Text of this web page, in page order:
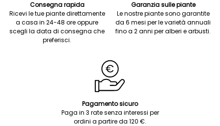
Consegna rapida
Ricevi le tue piante direttamente
a casa in 24-48 ore oppure
scegli la data di consegna che
preferisci.
Garanzia sulle piante
Le nostre piante sono garantite
da 6 mesi per le varietà annuali
fino a 2 anni per alberi e arbusti.
Pagamento sicuro
Paga in 3 rate senza interessi per
ordini a partire da 120 €.